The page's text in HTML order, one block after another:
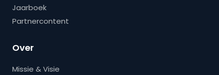
Jaarboek
Partnercontent
Over
Missie & Visie